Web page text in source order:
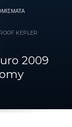
KEPLER
2009